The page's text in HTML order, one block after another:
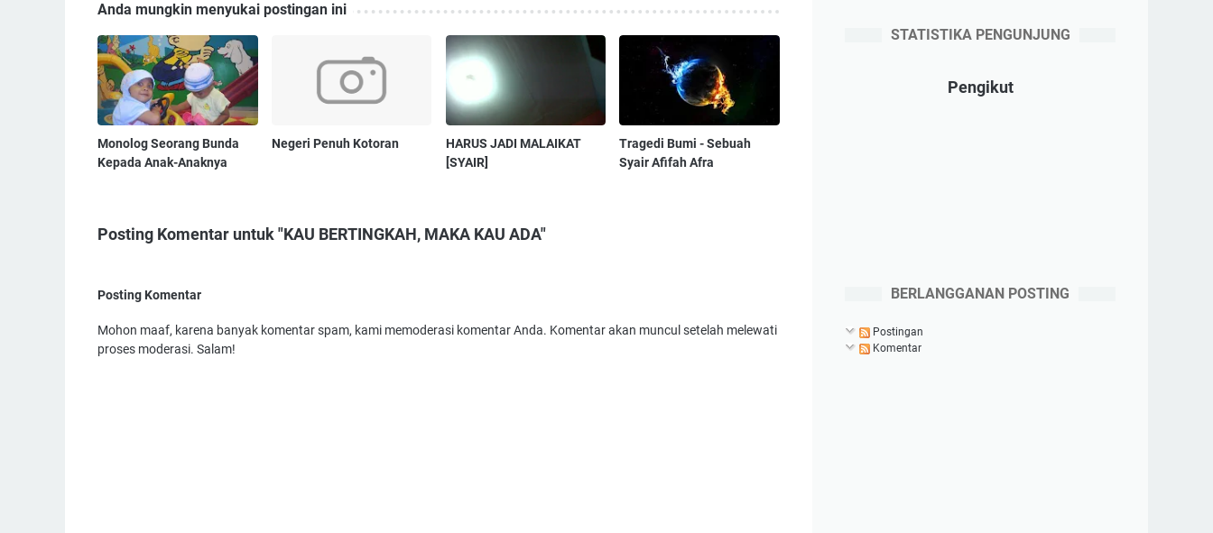
Anda mungkin menyukai postingan ini
Monolog Seorang Bunda
Kepada Anak-Anaknya
Negeri Penuh Kotoran
HARUS JADI MALAIKAT
[SYAIR]
Tragedi Bumi - Sebuah
Syair Afifah Afra
Posting Komentar untuk "KAU BERTINGKAH, MAKA KAU ADA"
Posting Komentar
Mohon maaf, karena banyak komentar spam, kami memoderasi komentar Anda. Komentar akan muncul setelah melewati
proses moderasi. Salam!
STATISTIKA PENGUNJUNG
Pengikut
BERLANGGANAN POSTING
Postingan
Komentar